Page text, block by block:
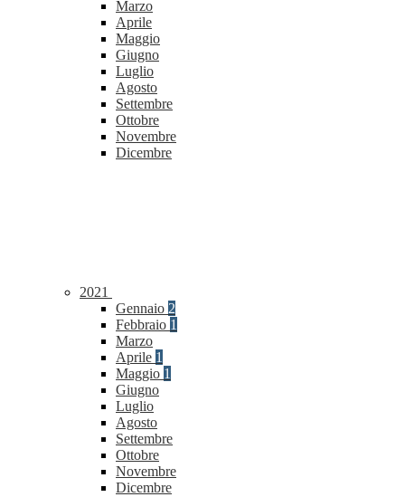
Marzo
Aprile
Maggio
Giugno
Luglio
Agosto
Settembre
Ottobre
Novembre
Dicembre
2021
Gennaio 2
Febbraio 1
Marzo
Aprile 1
Maggio 1
Giugno
Luglio
Agosto
Settembre
Ottobre
Novembre
Dicembre